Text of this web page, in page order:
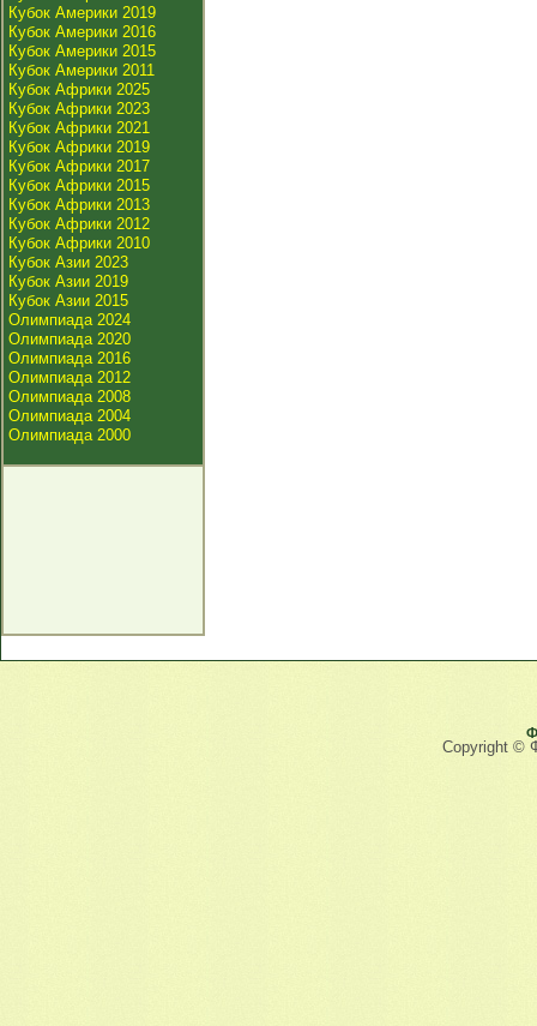
Кубок Америки 2019
Кубок Америки 2016
Кубок Америки 2015
Кубок Америки 2011
Кубок Африки 2025
Кубок Африки 2023
Кубок Африки 2021
Кубок Африки 2019
Кубок Африки 2017
Кубок Африки 2015
Кубок Африки 2013
Кубок Африки 2012
Кубок Африки 2010
Кубок Азии 2023
Кубок Азии 2019
Кубок Азии 2015
Олимпиада 2024
Олимпиада 2020
Олимпиада 2016
Олимпиада 2012
Олимпиада 2008
Олимпиада 2004
Олимпиада 2000
Copyright ©